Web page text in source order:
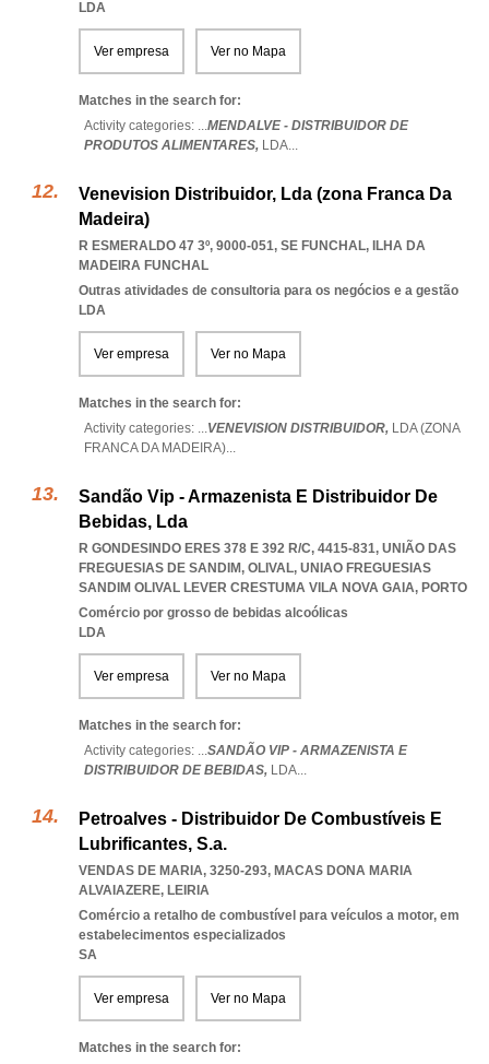
LDA
Ver empresa Ver no Mapa
Matches in the search for:
Activity categories: ...MENDALVE - DISTRIBUIDOR DE
PRODUTOS ALIMENTARES, LDA...
Venevision Distribuidor, Lda (zona Franca Da
Madeira)
R ESMERALDO 47 3º, 9000-051, SE FUNCHAL, ILHA DA
MADEIRA FUNCHAL
Outras atividades de consultoria para os negócios e a gestão
LDA
Ver empresa Ver no Mapa
Matches in the search for:
Activity categories: ...VENEVISION DISTRIBUIDOR, LDA (ZONA
FRANCA DA MADEIRA)...
Sandão Vip - Armazenista E Distribuidor De
Bebidas, Lda
R GONDESINDO ERES 378 E 392 R/C, 4415-831, UNIÃO DAS
FREGUESIAS DE SANDIM, OLIVAL, UNIAO FREGUESIAS
SANDIM OLIVAL LEVER CRESTUMA VILA NOVA GAIA, PORTO
Comércio por grosso de bebidas alcoólicas
LDA
Ver empresa Ver no Mapa
Matches in the search for:
Activity categories: ...SANDÃO VIP - ARMAZENISTA E
DISTRIBUIDOR DE BEBIDAS, LDA...
Petroalves - Distribuidor De Combustíveis E
Lubrificantes, S.a.
VENDAS DE MARIA, 3250-293, MACAS DONA MARIA
ALVAIAZERE, LEIRIA
Comércio a retalho de combustível para veículos a motor, em
estabelecimentos especializados
SA
Ver empresa Ver no Mapa
Matches in the search for: